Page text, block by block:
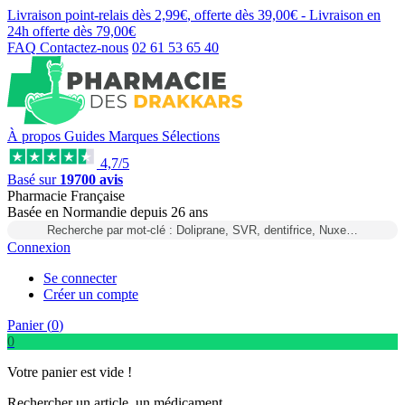
Livraison point-relais dès 2,99€, offerte dès 39,00€ - Livraison en
24h offerte dès 79,00€
FAQ Contactez-nous 02 61 53 65 40
À propos Guides Marques Sélections
4,7/5
Basé sur 19700 avis
Pharmacie Française
Basée en Normandie depuis 26 ans
Recherche par mot-clé : Doliprane, SVR, dentifrice, Nuxe…
Connexion
Se connecter
Créer un compte
Panier (0)
0
Votre panier est vide !